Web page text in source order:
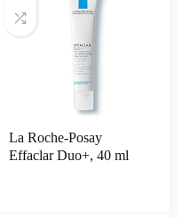
La Roche-Posay
Effaclar Duo+, 40 ml